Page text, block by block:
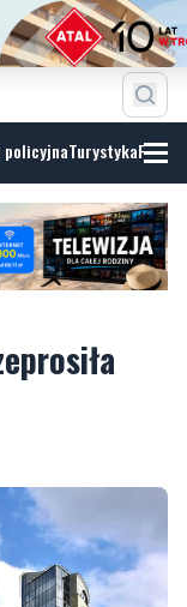
policyjnaTurystyka